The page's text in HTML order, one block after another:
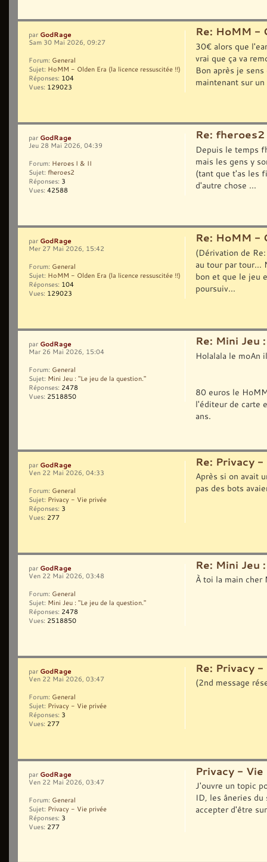
Re: HoMM -
30€ alors que
vrai que ça va
Bon après je
maintenant sur
par GodRage
Sam 30 Mai 2026, 09:27
Forum: General
Sujet: HoMM - Olden Era (la licence ressuscitée !!)
Réponses: 104
Vues: 129023
Re: fheroes2
Depuis le temps
mais les gens y
(tant que t'as les
d'autre chose ...
par GodRage
Jeu 28 Mai 2026, 04:39
Forum: Heroes I & II
Sujet: fheroes2
Réponses: 3
Vues: 42588
Re: HoMM -
(Dérivation de
au tour par tour...
bon et que le jeu
poursuiv...
par GodRage
Mer 27 Mai 2026, 15:42
Forum: General
Sujet: HoMM - Olden Era (la licence ressuscitée !!)
Réponses: 104
Vues: 129023
Re: Mini Jeu
Holalala le moAn
80 euros le
l'éditeur de carte
ans.
par GodRage
Mar 26 Mai 2026, 15:04
Forum: General
Sujet: Mini Jeu : "Le jeu de la question."
Réponses: 2478
Vues: 2518850
Re: Privacy
Après si on avait
pas des bots
par GodRage
Ven 22 Mai 2026, 04:33
Forum: General
Sujet: Privacy - Vie privée
Réponses: 3
Vues: 277
Re: Mini Jeu
À toi la main cher
par GodRage
Ven 22 Mai 2026, 03:48
Forum: General
Sujet: Mini Jeu : "Le jeu de la question."
Réponses: 2478
Vues: 2518850
Re: Privacy
(2nd message
par GodRage
Ven 22 Mai 2026, 03:47
Forum: General
Sujet: Privacy - Vie privée
Réponses: 3
Vues: 277
Privacy - Vie
J'ouvre un topic
ID, les âneries
accepter d'être
par GodRage
Ven 22 Mai 2026, 03:47
Forum: General
Sujet: Privacy - Vie privée
Réponses: 3
Vues: 277